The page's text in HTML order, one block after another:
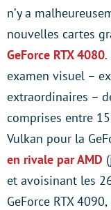
n’y a
nouvelles cartes
GeForce RTX 4080
examen visuel –
extraordinaires –
comprises entre
Vulkan pour la
en rivale par AMD
et avoisinant les
GeForce RTX